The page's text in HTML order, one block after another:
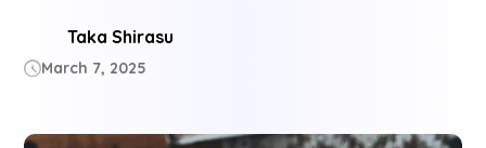
Taka Shirasu
March 7, 2025